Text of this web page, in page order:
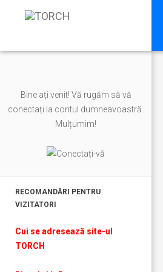
Bine ați venit! Vă rugăm să vă
conectați la contul dumneavoastră.
Mulțumim!
RECOMANDĂRI PENTRU
VIZITATORI
Cui se adresează site-ul
TORCH